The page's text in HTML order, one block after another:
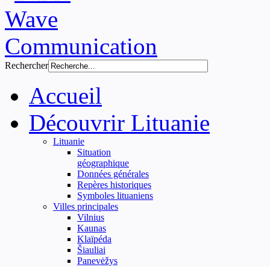
Rechercher
Accueil
Découvrir Lituanie
Lituanie
Situation
géographique
Données générales
Repères historiques
Symboles lituaniens
Villes principales
Vilnius
Kaunas
Klaïpéda
Šiauliai
Panevėžys